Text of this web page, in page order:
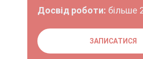
Досвід роботи: більше
ЗАПИСАТИСЯ